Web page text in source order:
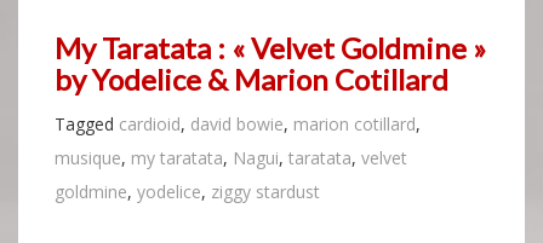
My Taratata : « Velvet Goldmine »
by Yodelice & Marion Cotillard
Tagged cardioid, david bowie, marion cotillard,
musique, my taratata, Nagui, taratata, velvet
goldmine, yodelice, ziggy stardust